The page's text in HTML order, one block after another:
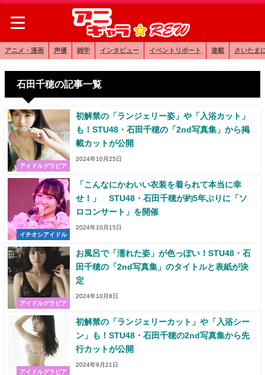
アニメ・漫画 声優 雑学 インタビュー イベントリポート 連載 さいたま
石田千穂の記事一覧
アイドルグラビア
初解禁の「ランジェリー姿」や「入浴カット」
も！STU48・石田千穂の「2nd写真集」から掲
載カットが公開
2024年10月25日
イチオシアイドル
「こんなにかわいい衣装を着られて本当に幸
せ！」 STU48・石田千穂が約5年ぶりに「ソ
ロコンサート」を開催
2024年10月15日
アイドルグラビア
お風呂で「濡れた姿」が色っぽい！STU48・石
田千穂の「2nd写真集」のタイトルと表紙が決
定
2024年10月8日
アイドルグラビア
初解禁の「ランジェリーカット」や「入浴シー
ン」も！STU48・石田千穂の2nd写真集から先
行カットが公開
2024年9月21日